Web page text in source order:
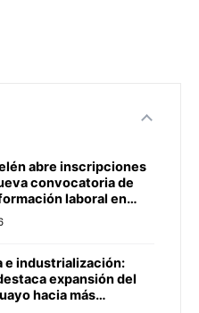
abre inscripciones
convocatoria de
laboral en
e industrialización:
expansión del
hacia más